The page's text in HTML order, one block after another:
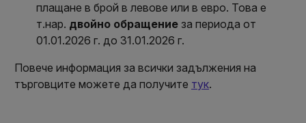
плащане в брой в левове или в евро. Това е
т.нар. двойно обращениеза периода от
01.01.2026 г. до 31.01.2026 г.
Повече информация за всички задължения на
търговците можете да получите тук.